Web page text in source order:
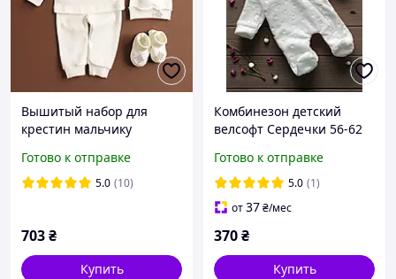
Вышитый набор для
крестин мальчику
крещения мальчика
Готово к отправке
5.0 (10)
703₴
Купить
Комбинезон детский
велсофт Сердечки 56-62
Готово к отправке
5.0 (1)
от37₴/мес
370₴
Купить